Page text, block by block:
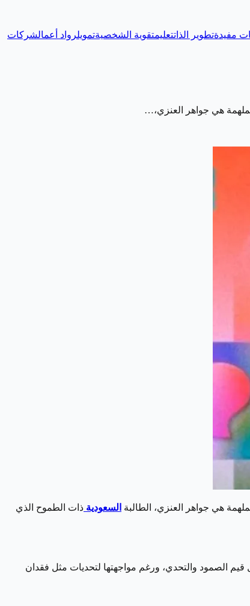
مفيدةتطوير الذاتتعليمتقوية الشخصيةتمويلرواد أعمالشركات
هي جواهر العنزي،…
هي جواهر العنزي، الطالبة السعودية ذات الطموح الذي
قيم الصمود والتحدي، ورغم مواجهتها لتحديات مثل فقدان